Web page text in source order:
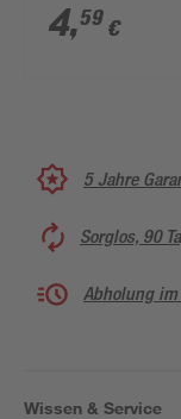
4,59 €
5 Jahre
Sorglos, 90
Abholung
Wissen & Service